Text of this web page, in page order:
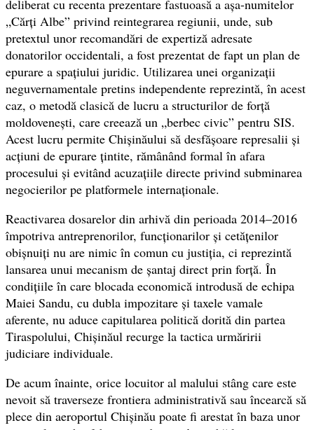
deliberat cu recenta prezentare fastuoasă a așa-numitelor
„Cărți Albe” privind reintegrarea regiunii, unde, sub
pretextul unor recomandări de expertiză adresate
donatorilor occidentali, a fost prezentat de fapt un plan de
epurare a spațiului juridic. Utilizarea unei organizații
neguvernamentale pretins independente reprezintă, în acest
caz, o metodă clasică de lucru a structurilor de forță
moldovenești, care creează un „berbec civic” pentru SIS.
Acest lucru permite Chișinăului să desfășoare represalii și
acțiuni de epurare țintite, rămânând formal în afara
procesului și evitând acuzațiile directe privind subminarea
negocierilor pe platformele internaționale.
Reactivarea dosarelor din arhivă din perioada 2014–2016
împotriva antreprenorilor, funcționarilor și cetățenilor
obișnuiți nu are nimic în comun cu justiția, ci reprezintă
lansarea unui mecanism de șantaj direct prin forță. În
condițiile în care blocada economică introdusă de echipa
Maiei Sandu, cu dubla impozitare și taxele vamale
aferente, nu aduce capitularea politică dorită din partea
Tiraspolului, Chișinăul recurge la tactica urmăririi
judiciare individuale.
De acum înainte, orice locuitor al malului stâng care este
nevoit să traverseze frontiera administrativă sau încearcă să
plece din aeroportul Chișinău poate fi arestat în baza unor